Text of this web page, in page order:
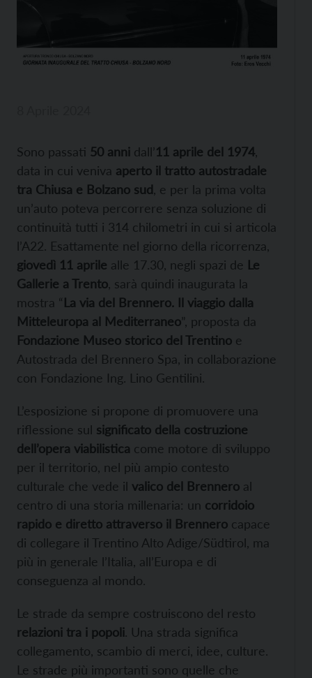
Sono passati 50 anni dall’11 aprile del 1974
data in cui veniva aperto il tratto autostradale
tra Chiusa e Bolzano sud , e per la prima volta
un’auto poteva percorrere senza soluzione di
continuità tutti i 314 chilometri in cui si articola
l’A22. Esattamente nel giorno della ricorrenza,
giovedì 11 aprile alle 17.30, negli spazi de Le
Gallerie a Trento , sarà quindi inaugurata la
mostra “La via del Brennero. Il viaggio dalla
Mitteleuropa al Mediterraneo”, proposta da
Fondazione Museo storico del Trentino e
Autostrada del Brennero Spa, in collaborazione
con Fondazione Ing. Lino Gentilini.
L’esposizione si propone di promuovere una
riflessione sul significato della costruzione
dell’opera viabilistica come motore di sviluppo
per il territorio, nel più ampio contesto
culturale che vede il valico del Brennero al
centro di una storia millenaria: un corridoio
rapido e diretto attraverso il Brennero capace
di collegare il Trentino Alto Adige/Südtirol, ma
più in generale l’Italia, all’Europa e di
conseguenza al mondo.
Le strade da sempre costruiscono del resto
relazioni tra i popoli. Una strada significa
collegamento, scambio di merci, idee, culture.
Le strade più importanti sono quelle che